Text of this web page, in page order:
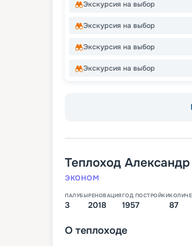
Экскурсия на выбор
Экскурсия на выбор
Экскурсия на выбор
Экскурсия на выбор
Теплоход
ЭКОНОМ
ПАЛУБЫ
3
РЕНОВАЦИЯ
2018
ГОД ПОСТРОЙКИ
1957 87
О теплоходе